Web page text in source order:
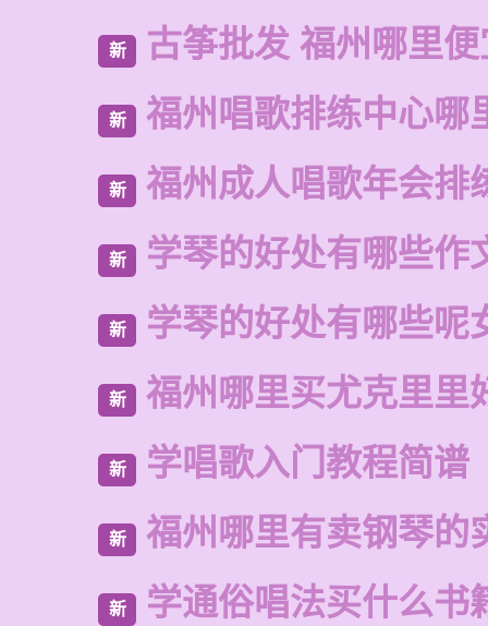
新 古筝批发 福州哪里
新 福州唱歌排练中心哪
新 福州成人唱歌年会排
新 学琴的好处有哪些作
新 学琴的好处有哪些呢
新 福州哪里买尤克里里
新 学唱歌入门教程简谱
新 福州哪里有卖钢琴的
新 学通俗唱法买什么书